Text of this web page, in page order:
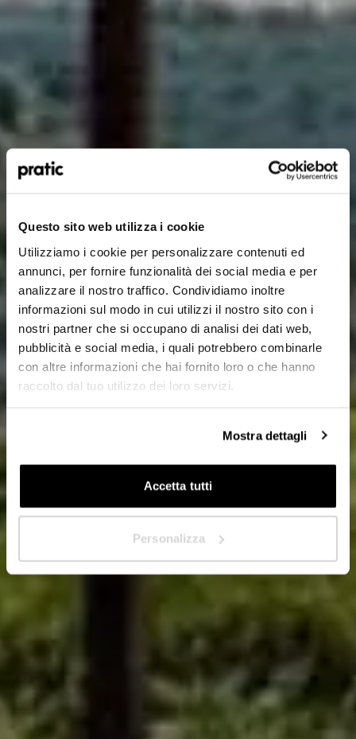
Questo sito web utilizza i cookie
Utilizziamo i cookie per personalizzare contenuti ed
annunci, per fornire funzionalità dei social media e per
analizzare il nostro traffico. Condividiamo inoltre
informazioni sul modo in cui utilizzi il nostro sito con i
nostri partner che si occupano di analisi dei dati web,
pubblicità e social media, i quali potrebbero combinarle
con altre informazioni che hai fornito loro o che hanno
raccolto dal tuo utilizzo dei loro servizi.
Mostra dettagli
Accetta tutti
Personalizza
HoReCa
Designer/Progettista
Privato
Rivenditore